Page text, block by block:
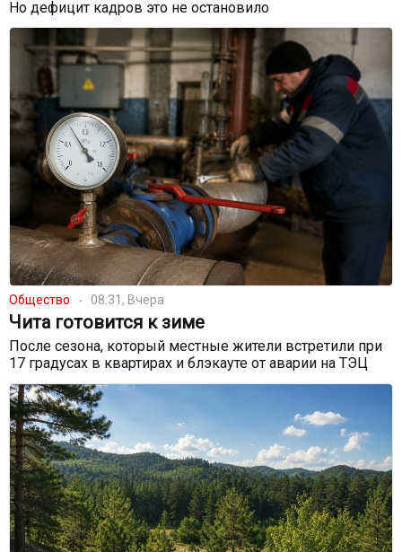
Но дефицит кадров это не остановило
Общество 08:31, Вчера
Чита готовится к зиме
После сезона, который местные жители встретили при
17 градусах в квартирах и блэкауте от аварии на ТЭЦ